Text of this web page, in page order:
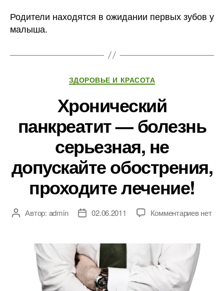
Родители находятся в ожидании первых зубов у
малыша.
Рубрики
ЗДОРОВЬЕ И КРАСОТА
Хронический
панкреатит — болезнь
серьезная, не
допускайте обострения,
проходите лечение!
АвторАвтор: admin
Дата02.06.2011 Комментариевк
—
нет